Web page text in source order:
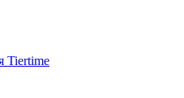
Tiertime